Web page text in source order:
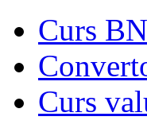
Curs
Curs